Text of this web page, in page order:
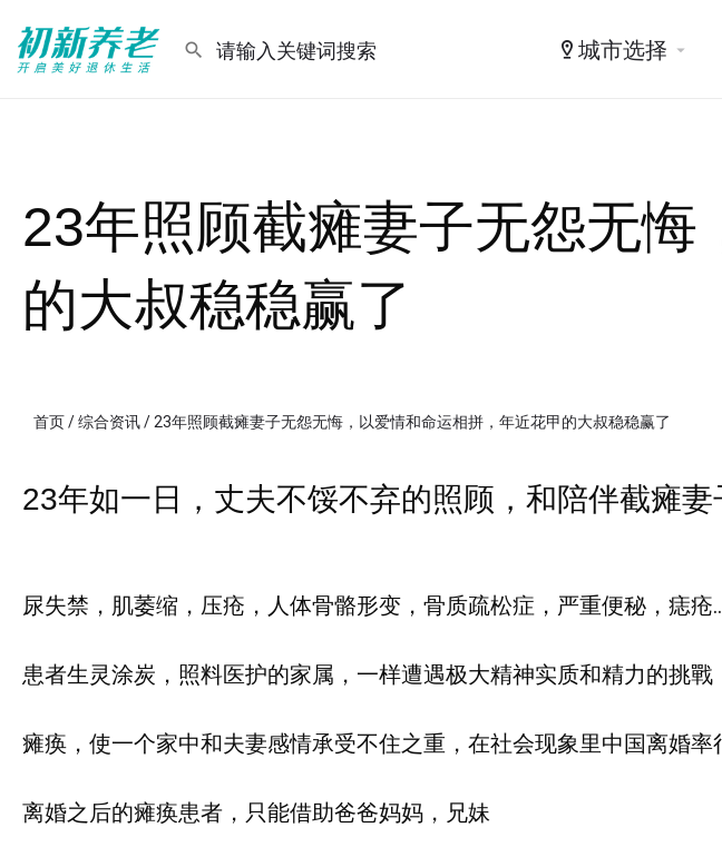
城市选择
23年照顾截瘫妻子无怨无悔
的大叔稳稳赢了
首页/综合资讯/ 23年照顾截瘫妻子无怨无悔，以爱情和命运相拼，年近花甲的大叔稳稳赢了
23年如一日，丈夫不馁不弃的照顾，和陪伴截瘫妻
尿失禁，肌萎缩，压疮，人体骨骼形变，骨质疏松症，严重便秘，痣疮
患者生灵涂炭，照料医护的家属，一样遭遇极大精神实质和精力的挑戰
瘫痪，使一个家中和夫妻感情承受不住之重，在社会现象里中国离婚率
离婚之后的瘫痪患者，只能借助爸爸妈妈，兄妹